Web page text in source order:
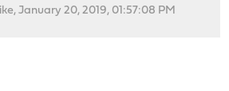
January 20, 2019, 01:57:08 PM